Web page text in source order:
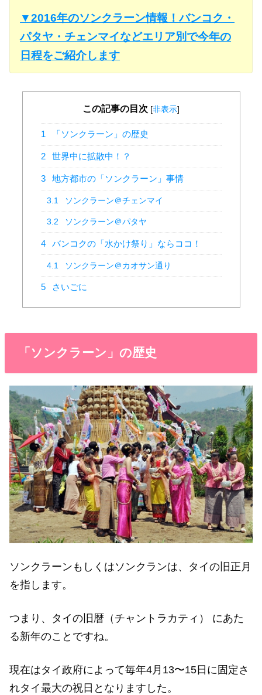
▼2016年のソンクラーン情報！バンコク・
パタヤ・チェンマイなどエリア別で今年の
日程をご紹介します
この記事の目次 [非表示]
1 「ソンクラーン」の歴史
2 世界中に拡散中！？
3 地方都市の「ソンクラーン」事情
3.1 ソンクラーン＠チェンマイ
3.2 ソンクラーン＠パタヤ
4 バンコクの「水かけ祭り」ならココ！
4.1 ソンクラーン＠カオサン通り
5 さいごに
「ソンクラーン」の歴史
ソンクラーンもしくはソンクランは、タイの旧正月
を指します。
つまり、タイの旧暦（チャントラカティ） にあた
る新年のことですね。
現在はタイ政府によって毎年4月13〜15日に固定さ
れタイ最大の祝日となりますした。